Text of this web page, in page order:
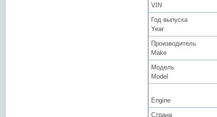
VIN
Год выпуска
Year
Производитель
Make
Модель
Model
Engine
Страна